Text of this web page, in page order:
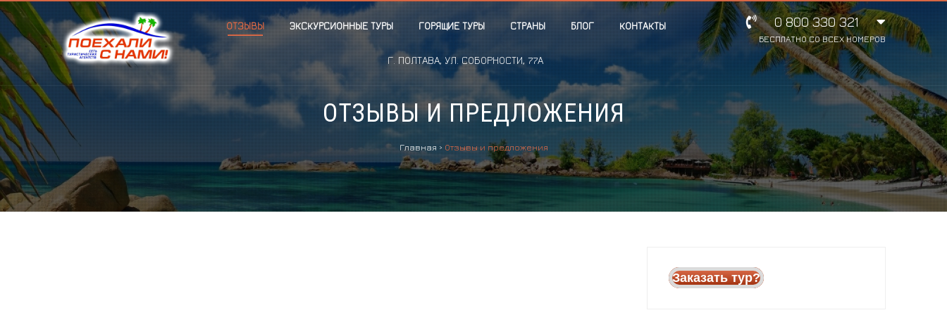
ОТЗЫВЫ ЭКСКУРСИОННЫЕ ТУРЫ ГОРЯЩИЕ ТУРЫ СТРАНЫ БЛОГ КОНТАКТЫ
Г. ПОЛТАВА, УЛ. СОБОРНОСТИ, 77А
0 800 330 321
БЕСПЛАТНО СО ВСЕХ НОМЕРОВ
ОТЗЫВЫ И ПРЕДЛОЖЕНИЯ
Главная › Отзывы и предложения
Заказать тур?